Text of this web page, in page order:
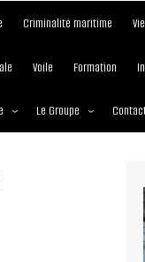
Criminalité maritime
Voile Formation
Le Groupe